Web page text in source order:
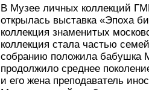
В Музее личных коллекций
открылась выставка «Эпоха
коллекция знаменитых
коллекция стала частью
собранию положила бабушка
продолжило среднее
и его жена преподаватель